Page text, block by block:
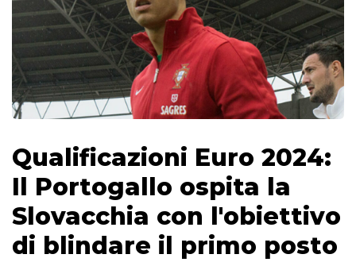
Qualificazioni Euro 2024:
Il Portogallo ospita la
Slovacchia con l'obiettivo
di blindare il primo posto